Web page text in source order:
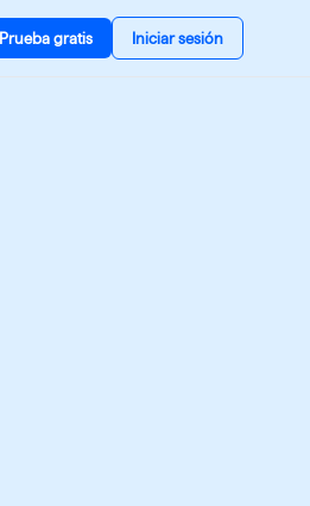
Prueba gratis Iniciar sesión